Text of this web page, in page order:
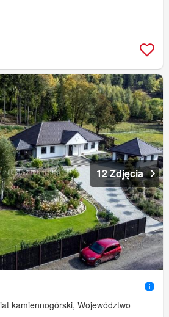
12 Zdjęcia
kamiennogórski, Województwo